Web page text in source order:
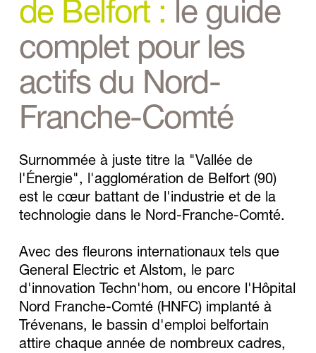
de Belfort : le guide
complet pour les
actifs du Nord-
Franche-Comté
Surnommée à juste titre la "Vallée de
l'Énergie", l'agglomération de Belfort (90)
est le cœur battant de l'industrie et de la
technologie dans le Nord-Franche-Comté.
Avec des fleurons internationaux tels que
General Electric et Alstom, le parc
d'innovation Techn'hom, ou encore l'Hôpital
Nord Franche-Comté (HNFC) implanté à
Trévenans, le bassin d'emploi belfortain
attire chaque année de nombreux cadres,